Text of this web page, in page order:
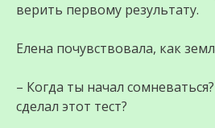
верить первому результату.
Елена почувствовала, как
– Когда ты начал
сделал этот тест?